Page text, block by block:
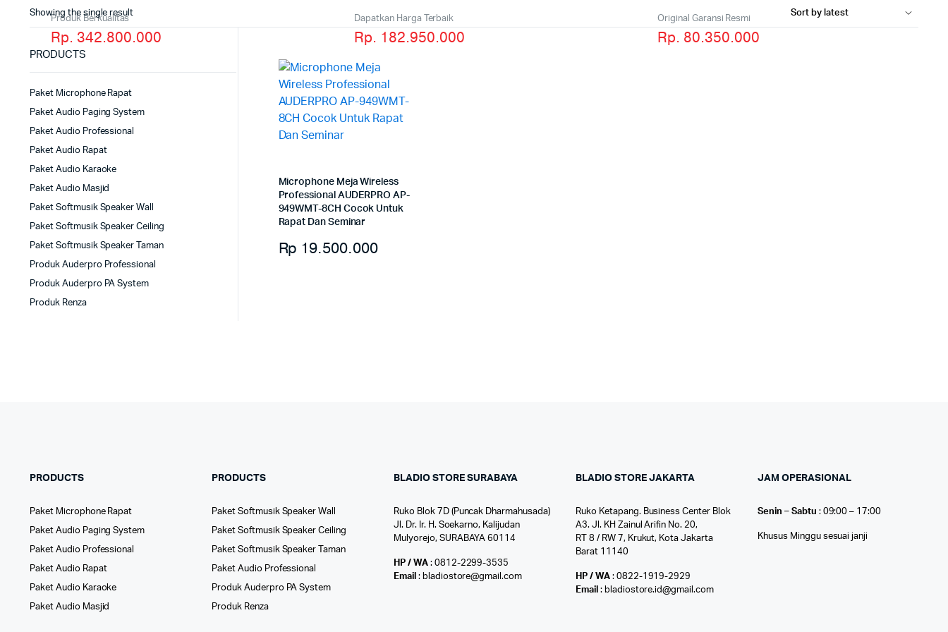
Produk Berkualitas
Rp. 342.800.000
Dapatkan Harga Terbaik
Rp. 182.950.000
Original Garansi Resmi
Rp. 80.350.000
Showing the single result
Microphone Meja Wireless
Professional AUDERPRO AP-
949WMT-8CH Cocok Untuk
Rapat Dan Seminar
Rp 19.500.000
PRODUCTS
Paket Microphone Rapat
Paket Audio Paging System
Paket Audio Professional
Paket Audio Rapat
Paket Audio Karaoke
Paket Audio Masjid
Paket Softmusik Speaker Wall
Paket Softmusik Speaker Ceiling
Paket Softmusik Speaker Taman
Produk Auderpro Professional
Produk Auderpro PA System
Produk Renza
PRODUCTS
Paket Microphone Rapat
Paket Audio Paging System
Paket Audio Professional
Paket Audio Rapat
Paket Audio Karaoke
Paket Audio Masjid
PRODUCTS
Paket Softmusik Speaker Wall
Paket Softmusik Speaker Ceiling
Paket Softmusik Speaker Taman
Paket Audio Professional
Produk Auderpro PA System
Produk Renza
BLADIO STORE SURABAYA
Ruko Blok 7D (Puncak Dharmahusada)
Jl. Dr. Ir. H. Soekarno, Kalijudan
Mulyorejo, SURABAYA 60114
HP / WA: 0812-2299-3535
Email : bladiostore@gmail.com
BLADIO STORE JAKARTA
Ruko Ketapang. Business Center Blok
A3. Jl. KH Zainul Arifin No. 20,
RT 8 / RW 7, Krukut, Kota Jakarta
Barat 11140
HP / WA: 0822-1919-2929
Email : bladiostore.id@gmail.com
JAM OPERASIONAL
Senin – Sabtu : 09:00 – 17:00
Khusus Minggu sesuai janji